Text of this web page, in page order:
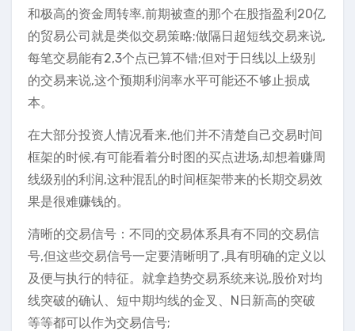
和极高的资金周转率,前期被查的那个在股指盈利20亿
的贸易公司就是类似交易策略;做隔日超短线交易来说,
每笔交易能有2,3个点已算不错;但对于日线以上级别
的交易来说,这个预期利润率水平可能还不够止损成
本。
在大部分投资人情况看来,他们并不清楚自己交易时间
框架的时候,有可能看着分时图的买点进场,却想着赚周
线级别的利润,这种混乱的时间框架带来的长期交易效
果是很难赚钱的。
清晰的交易信号：不同的交易体系具有不同的交易信
号,但这些交易信号一定要清晰明了,具有明确的定义以
及便与执行的特征。就拿趋势交易系统来说,股价对均
线突破的确认、短中期均线的金叉、N日新高的突破
等等都可以作为交易信号;